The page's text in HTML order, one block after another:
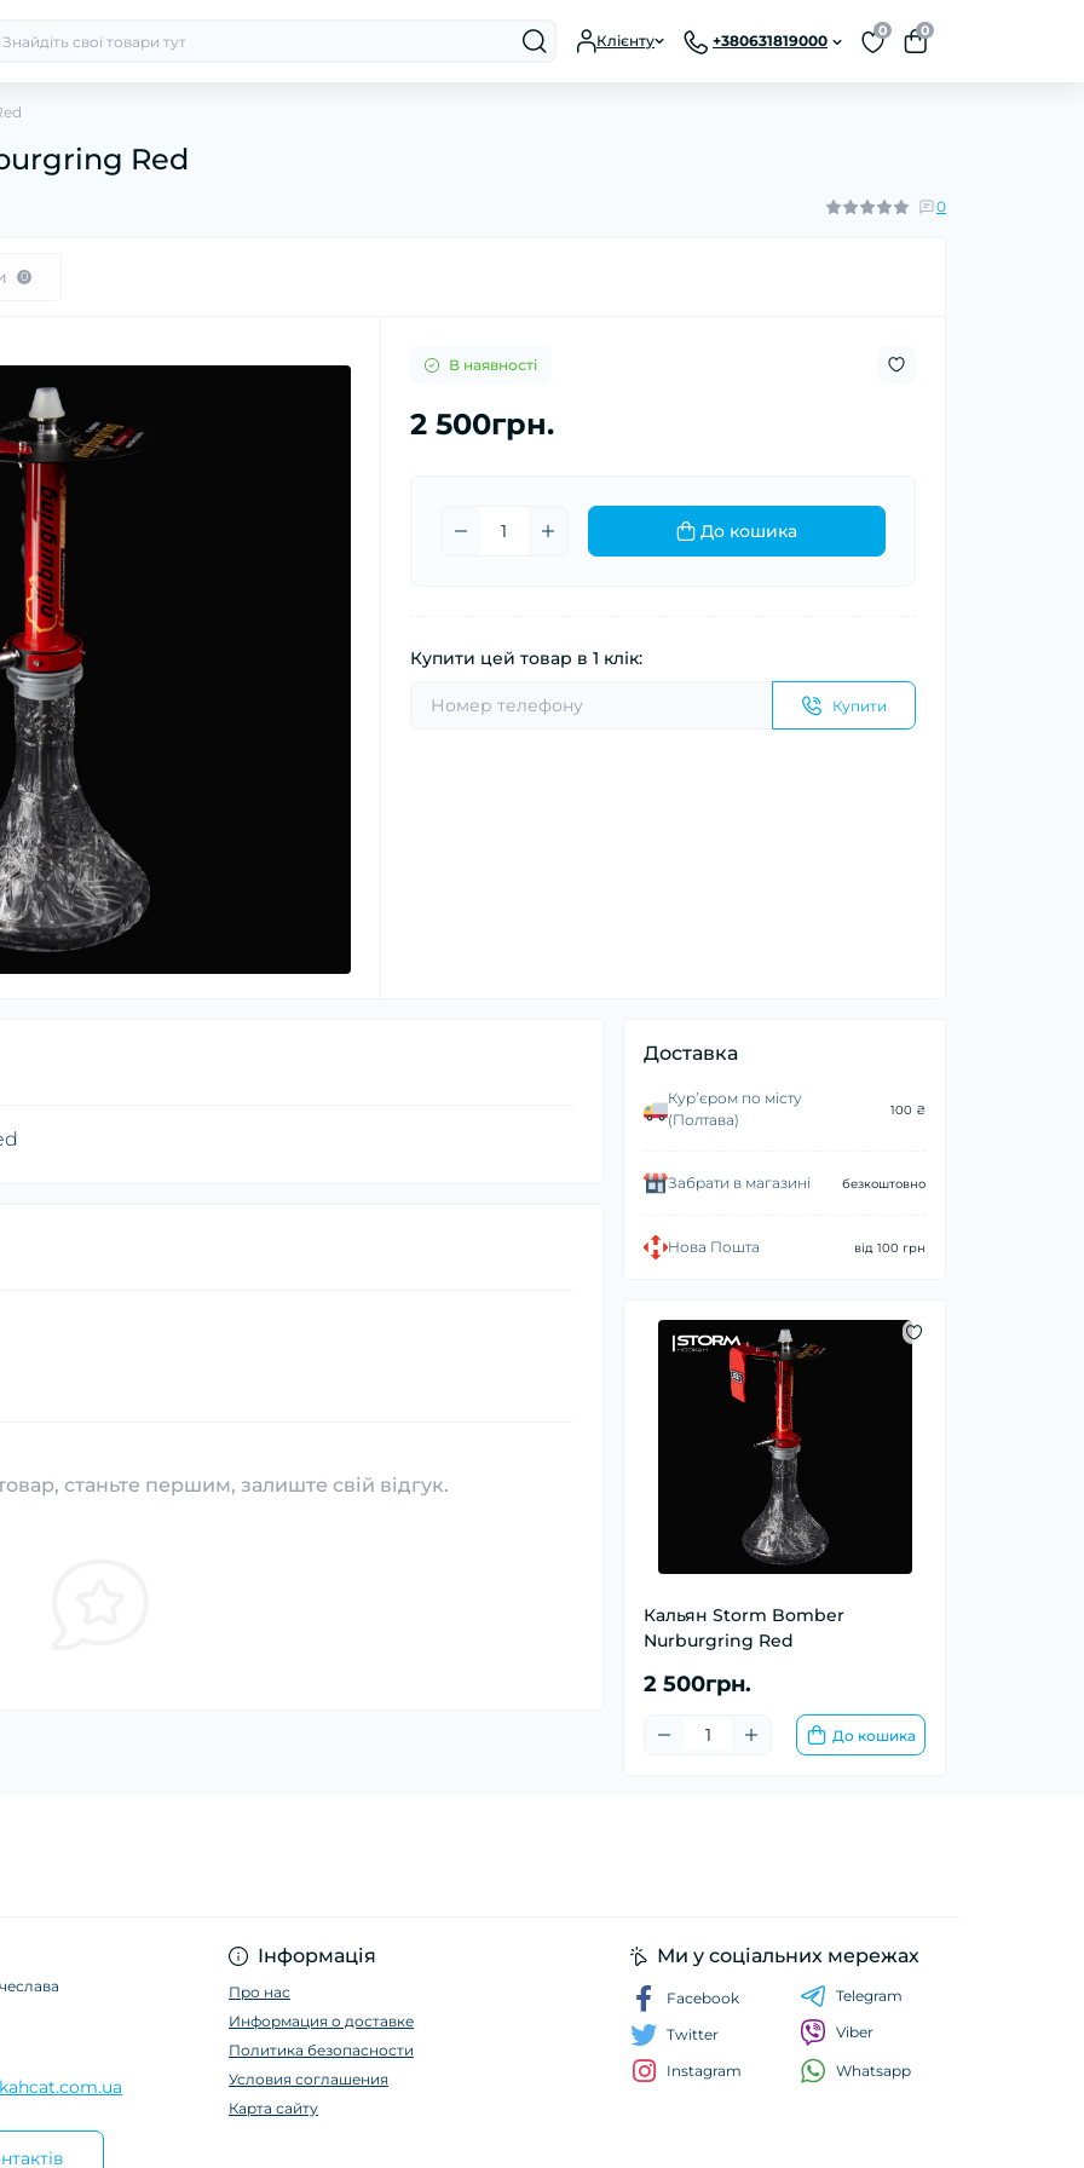
Клієнту +380631819000
0 0
Red
0
0
В наявності
2 500грн.
До кошика
Купити цей товар в 1 клік:
Купити
Доставка
Курʼєром по місту
(Полтава)
100 ₴
Забрати в магазині безкоштовно
Нова Пошта від 100 грн
Кальян Storm Bomber
Nurburgring Red
2 500грн.
До кошика
станьте першим, залиште свій відгук.
Інформація
Про нас
Информация о доставке
Политика безопасности
Условия соглашения
Карта сайту
Ми у соціальних мережах
Facebook
Twitter
Instagram
Telegram
Viber
Whatsapp